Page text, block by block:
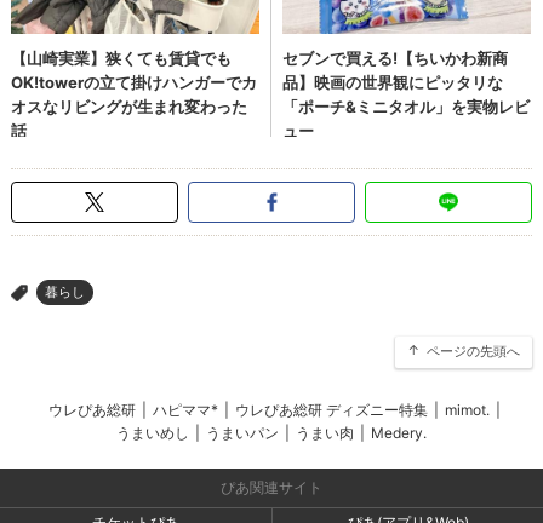
> 暮らし
ページの先頭へ
ウレぴあ総研 ハピママ* ウレぴあ総研 ディズニー特集 mimot.
うまいめし
うまいパン うまい肉 Medery.
ぴあ関連サイト